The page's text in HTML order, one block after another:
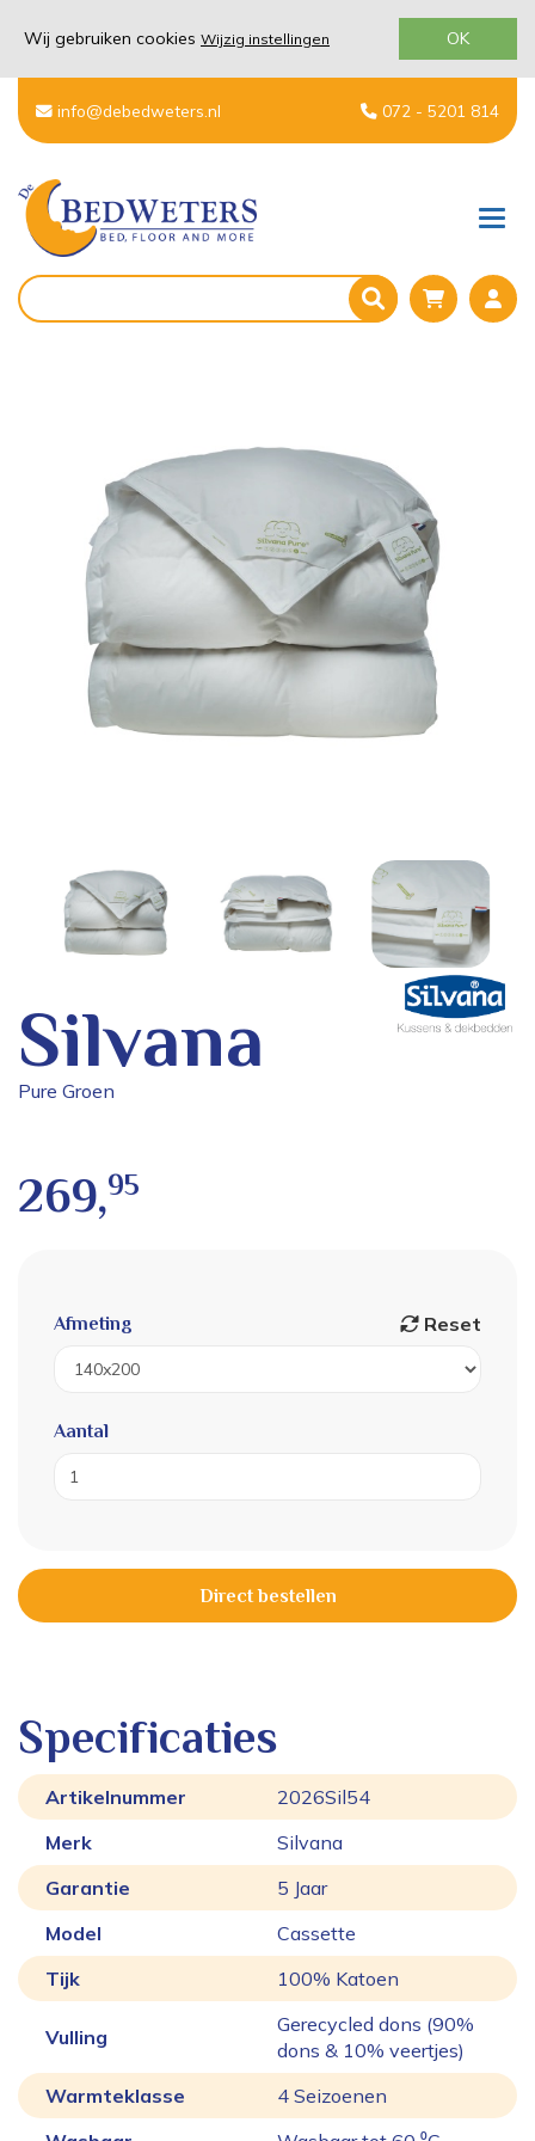
info@debedweters.nl 072 - 5201 814
Silvana
Pure Groen
269,95
Reset
Afmeting
Aantal
Direct bestellen
Specificaties
Artikelnummer
2026Sil54
Merk
Silvana
Garantie
5 Jaar
Model
Cassette
Tijk
100% Katoen
Vulling
Gerecycled dons (90%
dons & 10% veertjes)
Warmteklasse
4 Seizoenen
Wij gebruiken cookies Wijzig instellingen OK